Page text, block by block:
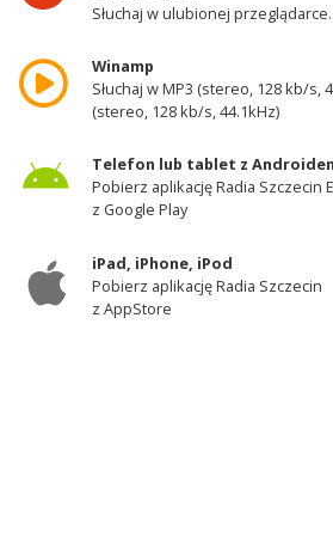
Słuchaj w ulubionej
Winamp
Słuchaj w MP3 (stereo, 128 kb/s,
(stereo, 128 kb/s, 44.1kHz)
Telefon lub tablet z
Pobierz aplikację Radia Szczecin
z Google Play
iPad, iPhone, iPod
Pobierz aplikację Radia Szczecin
z AppStore